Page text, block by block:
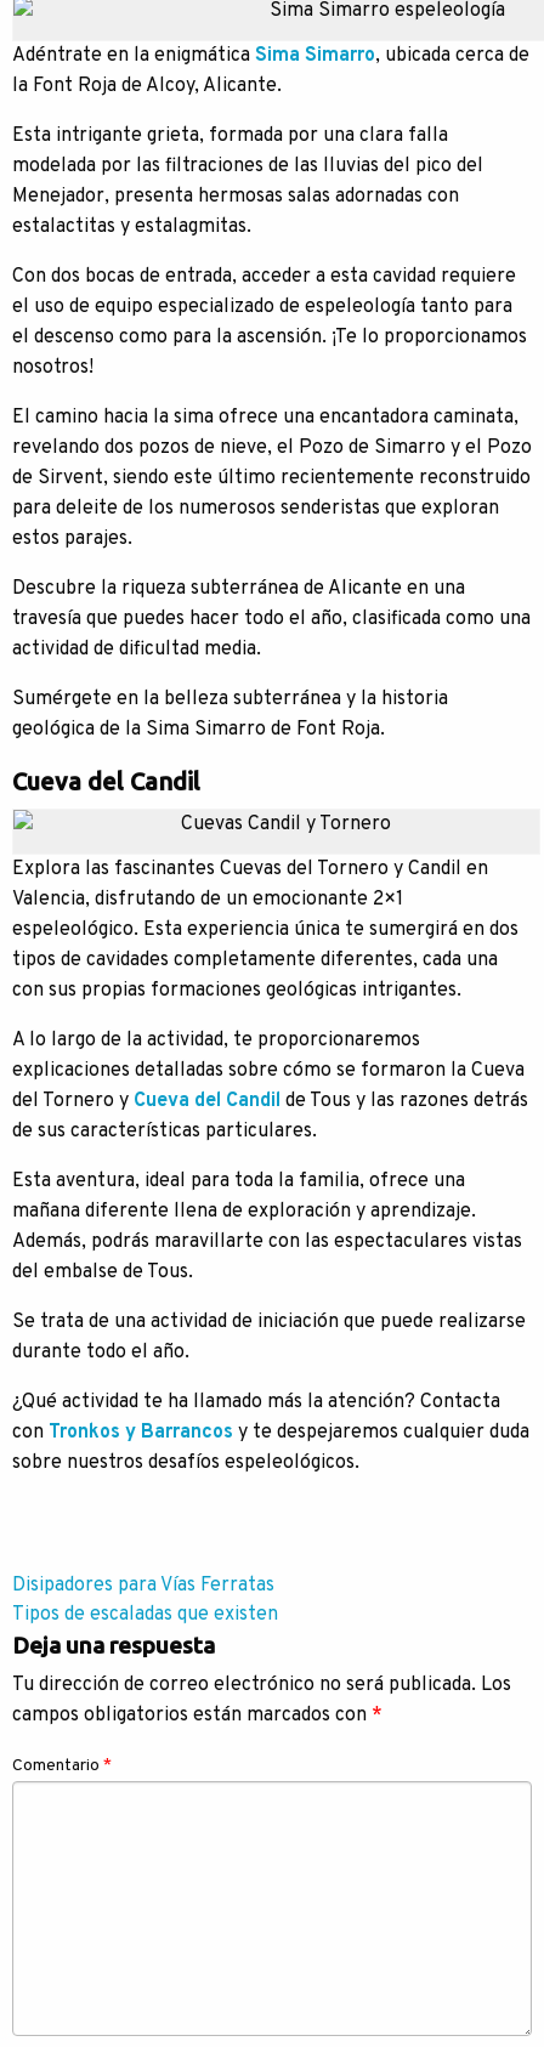
Adéntrate en la enigmática Sima Simarro, ubicada cerca de
la Font Roja de Alcoy, Alicante.
Esta intrigante grieta, formada por una clara falla
modelada por las filtraciones de las lluvias del pico del
Menejador, presenta hermosas salas adornadas con
estalactitas y estalagmitas.
Con dos bocas de entrada, acceder a esta cavidad requiere
el uso de equipo especializado de espeleología tanto para
el descenso como para la ascensión. ¡Te lo proporcionamos
nosotros!
El camino hacia la sima ofrece una encantadora caminata,
revelando dos pozos de nieve, el Pozo de Simarro y el Pozo
de Sirvent, siendo este último recientemente reconstruido
para deleite de los numerosos senderistas que exploran
estos parajes.
Descubre la riqueza subterránea de Alicante en una
travesía que puedes hacer todo el año, clasificada como una
actividad de dificultad media.
Sumérgete en la belleza subterránea y la historia
geológica de la Sima Simarro de Font Roja.
Cueva del Candil
Explora las fascinantes Cuevas del Tornero y Candil en
Valencia, disfrutando de un emocionante 2×1
espeleológico. Esta experiencia única te sumergirá en dos
tipos de cavidades completamente diferentes, cada una
con sus propias formaciones geológicas intrigantes.
A lo largo de la actividad, te proporcionaremos
explicaciones detalladas sobre cómo se formaron la Cueva
del Tornero y Cueva del Candil de Tous y las razones detrás
de sus características particulares.
Esta aventura, ideal para toda la familia, ofrece una
mañana diferente llena de exploración y aprendizaje.
Además, podrás maravillarte con las espectaculares vistas
del embalse de Tous.
Se trata de una actividad de iniciación que puede realizarse
durante todo el año.
¿Qué actividad te ha llamado más la atención? Contacta
con Tronkos y Barrancos y te despejaremos cualquier duda
sobre nuestros desafíos espeleológicos.
Navegación
de
entradas
Disipadores para Vías Ferratas
Tipos de escaladas que existen
Deja una respuesta
Tu dirección de correo electrónico no será publicada. Los
campos obligatorios están marcados con *
Comentario *